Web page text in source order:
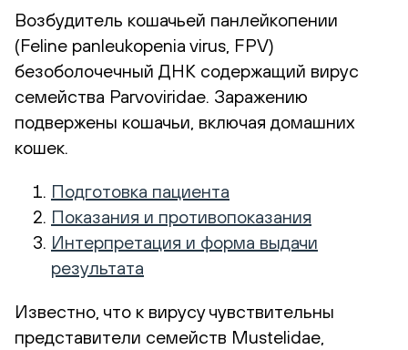
Возбудитель кошачьей панлейкопении
(Feline panleukopenia virus, FPV)
безоболочечный ДНК содержащий вирус
семейства Parvoviridae. Заражению
подвержены кошачьи, включая домашних
кошек.
Подготовка пациента
Показания и противопоказания
Интерпретация и форма выдачи
результата
Известно, что к вирусу чувствительны
представители семейств Mustelidae,